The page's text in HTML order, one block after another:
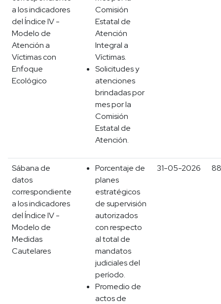
a los indicadores
del Índice IV -
Modelo de
Atención a
Víctimas con
Enfoque
Ecológico
Comisión
Estatal de
Atención
Integral a
Víctimas.
Solicitudes y
atenciones
brindadas por
mes por la
Comisión
Estatal de
Atención.
Sábana de
datos
correspondiente
a los indicadores
del Índice IV -
Modelo de
Medidas
Cautelares
Porcentaje de
planes
estratégicos
de supervisión
autorizados
con respecto
al total de
mandatos
judiciales del
período.
Promedio de
actos de
31-05-2026 88